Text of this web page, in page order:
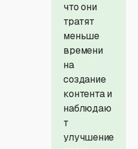
что они
тратят
меньше
времени
на
создание
контента и
наблюдаю
т
улучшение